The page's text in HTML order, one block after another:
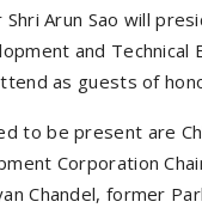
Arun Sao will
and Technical
as guests of
to be present are
Corporation
Chandel, former